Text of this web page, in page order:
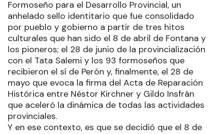
Formoseño para el Desarrollo Provincial, un
anhelado sello identitario que fue consolidado
por pueblo y gobierno a partir de tres hitos
culturales que han sido el 8 de abril de Fontana y
los pioneros; el 28 de junio de la provincialización
con el Tata Salemi y los 93 formoseños que
recibieron el sí de Perón y, finalmente, el 28 de
mayo que evoca la firma del Acta de Reparación
Histórica entre Néstor Kirchner y Gildo Insfrán
que aceleró la dinámica de todas las actividades
provinciales.
Y en ese contexto, es que se decidió que el 8 de